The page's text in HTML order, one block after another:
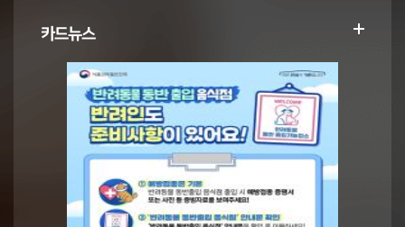
카드뉴스